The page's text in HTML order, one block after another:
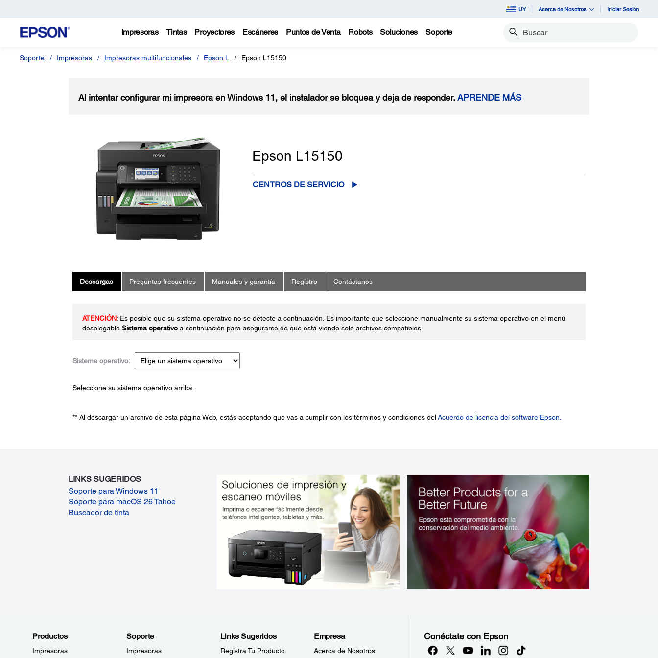
UY Acerca de Nosotros Iniciar Sesión
Impresoras Tintas Proyectores Escáneres Puntos de Venta Robots Soluciones Soporte Buscar
Soporte Impresoras Impresoras multifuncionales Epson L Epson L15150
Al intentar configurar mi impresora en Windows 11, el instalador se bloquea y deja de responder.APRENDE MÁS
Epson L15150
CENTROS DE SERVICIO
Descargas Preguntas frecuentes Manuales y garantía Registro Contáctanos
ATENCIÓN: Es posible que su sistema operativo no se detecte a continuación. Es importante que seleccione manualmente su sistema operativo en el menú
desplegable Sistema operativoa continuación para asegurarse de que está viendo solo archivos compatibles.
Sistema operativo:
Seleccione su sistema operativo arriba.
** Al descargar un archivo de esta página Web, estás aceptando que vas a cumplir con los términos y condiciones delAcuerdo de licencia del software Epson.
LINKS SUGERIDOS
Soporte para Windows 11
Soporte para macOS 26 Tahoe
Buscador de tinta
Productos
Impresoras
Soporte
Impresoras
Links Sugeridos
Registra Tu Producto
Empresa
Acerca de Nosotros
Conéctate con Epson